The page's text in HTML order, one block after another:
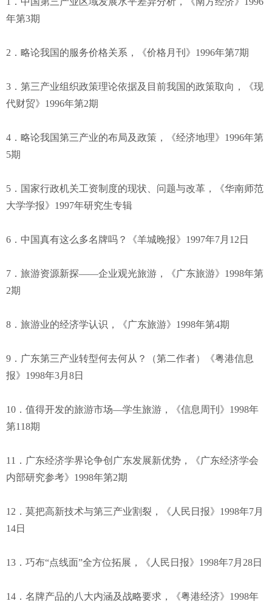
年第3期
2．略论我国的服务价格关系，《价格月刊》1996年第7期
3．第三产业组织政策理论依据及目前我国的政策取向，《现
代财贸》1996年第2期
4．略论我国第三产业的布局及政策，《经济地理》1996年第
5期
5．国家行政机关工资制度的现状、问题与改革，《华南师范
大学学报》1997年研究生专辑
6．中国真有这么多名牌吗？《羊城晚报》1997年7月12日
7．旅游资源新探——企业观光旅游，《广东旅游》1998年第
2期
8．旅游业的经济学认识，《广东旅游》1998年第4期
9．广东第三产业转型何去何从？（第二作者）《粤港信息
报》1998年3月8日
10．值得开发的旅游市场—学生旅游，《信息周刊》1998年
第118期
11．广东经济学界论争创广东发展新优势，《广东经济学会
内部研究参考》1998年第2期
12．莫把高新技术与第三产业割裂，《人民日报》1998年7月
14日
13．巧布“点线面”全方位拓展，《人民日报》1998年7月28日
14．名牌产品的八大内涵及战略要求，《粤港经济》1998年